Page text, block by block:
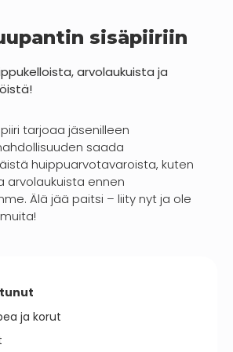
sisäpiiriin
arvolaukuista ja
tarjoaa jäsenilleen
saada
huippuarvotavaroista, kuten
arvolaukuista ennen
Älä jää paitsi – liity nyt ja ole
ja korut